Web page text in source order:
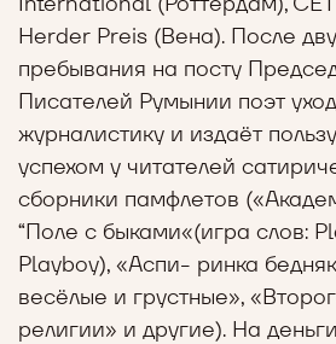
Herder Preis (Вена). После
пребывания на посту
Писателей Румынии поэт
журналистику и издаёт
успехом у читателей
сборники памфлетов
“Поле с быками«(игра слов:
Playboy), «Aспи- ринка
весёлые и грустные»,
религии» и другие). На